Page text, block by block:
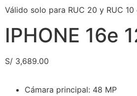
Válido solo para RUC 20 y RUC
IPHONE 16e
S/ 3,689.00
Cámara principal: 48 MP